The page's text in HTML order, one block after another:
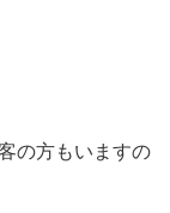
の方もいますの